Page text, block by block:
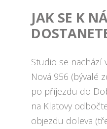
JAK SE K
Studio se nachází
Nová 956 (bývalé
po příjezdu do
na Klatovy
objezdu doleva